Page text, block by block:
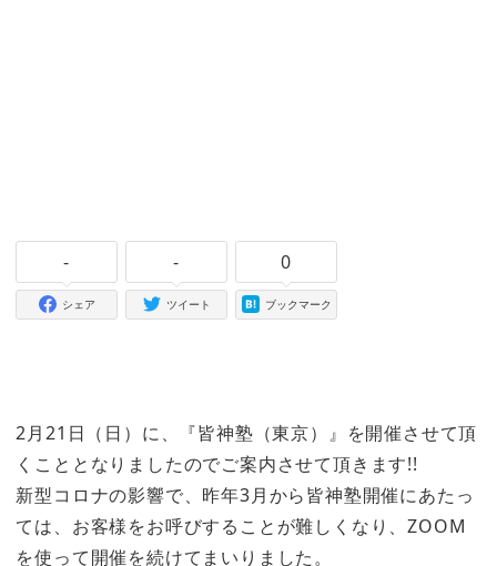
-
シェア
-
ツイート
0
ブックマーク
2月21日（日）に、『皆神塾（東京）』を開催させて頂
くこととなりましたのでご案内させて頂きます!!
新型コロナの影響で、昨年3月から皆神塾開催にあたっ
ては、お客様をお呼びすることが難しくなり、ZOOM
を使って開催を続けてまいりました。